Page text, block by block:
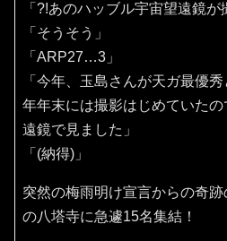
「?!あのハッブル宇宙望遠鏡が
「そうそう」
「ARP27…3」
「今年、玉島さんが天ガ最優
年年末には撮影はじめていた
遠鏡で見ました」
「(納得)」
突然の梅雨明け宣言からの奇
の八塔寺に急遽15名集結！